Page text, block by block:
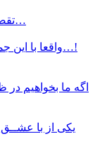
“تقصیر”شمانیست، که”تصویر”شما نیست…
واقعا با این جملات، جگرم سوخت…. آه از یاران… آه…!
اگه ما بخواهیم در
یکی از با